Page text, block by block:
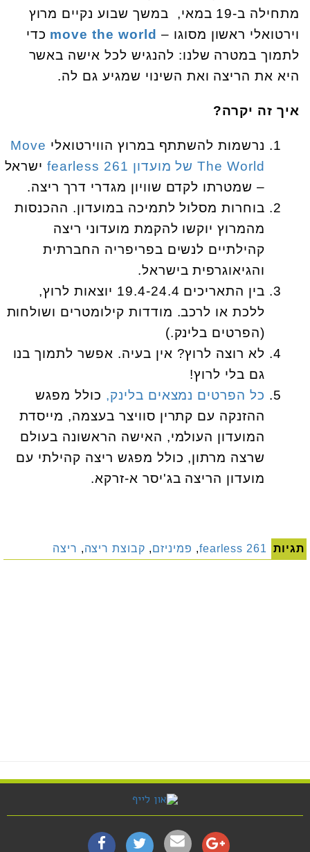
מתחילה ב-19 במאי, במשך שבוע נקיים מרוץ
וירטואלי ראשון מסוגו – move the world כדי
לתמוך במטרה שלנו: להנגיש לכל אישה באשר
היא את הריצה ואת השינוי שמגיע גם לה.
איך זה יקרה?
נרשמות להשתתף במרוץ הווירטואלי Move
The World של מועדון fearless 261
ישראל
– שמטרתו לקדם שוויון מגדרי דרך ריצה.
בוחרות מסלול לתמיכה במועדון. ההכנסות
מהמרוץ יוקשו להקמת מועדוני ריצה
קהילתיים לנשים בפריפריה החברתית
והגיאוגרפית בישראל.
בין התאריכים 19.4-24.4 יוצאות לרוץ,
ללכת או לרכב. מודדות קילומטרים ושולחות
(הפרטים בלינק.)
לא רוצה לרוץ? אין בעיה. אפשר לתמוך בנו
גם בלי לרוץ!
כל הפרטים נמצאים בלינק, כולל מפגש
ההזנקה עם קתרין סוויצר בעצמה, מייסדת
המועדון העולמי, האישה הראשונה בעולם
שרצה מרתון, כולל מפגש ריצה קהילתי עם
מועדון הריצה בג'יסר א-זרקא.
תגיות fearless 261
, פמיניזם, קבוצת ריצה, ריצה